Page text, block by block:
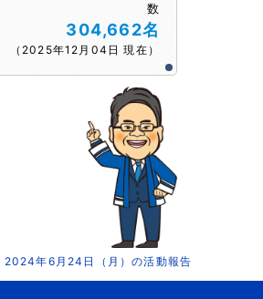
数
304,662名
（2025年12月04日 現在）
2024年6月24日（月）の活動報告